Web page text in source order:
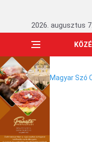
2026. augusztus
Magyar Szó